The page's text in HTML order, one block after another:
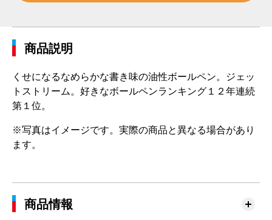
商品説明
くせになるなめらかな書き味の油性ボールペン。ジェッ
トストリーム。好きなボールペンランキング１２年連続
第１位。
※写真はイメージです。実際の商品と異なる場合があり
ます。
商品情報